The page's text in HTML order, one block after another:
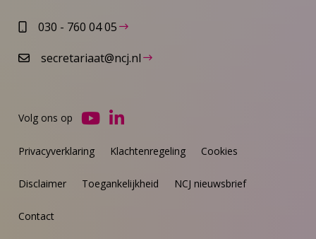
030 - 760 04 05
secretariaat@ncj.nl
Privacyverklaring Klachtenregeling Cookies
Disclaimer Toegankelijkheid NCJ nieuwsbrief
Contact
Volg ons op
Ga
YouTube
Ga
LinkedIn